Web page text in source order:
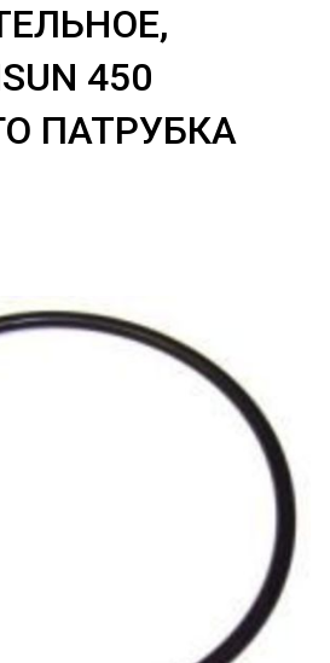
450
ПАТРУБКА